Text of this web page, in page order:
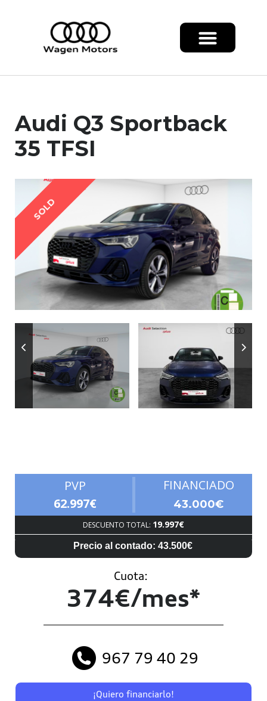
Audi Q3 Sportback
35 TFSI
SOLD
PVP
62.997€
FINANCIADO
43.000€
DESCUENTO TOTAL: 19.997€
Precio al contado: 43.500€
Cuota:
374€/mes*
967 79 40 29
¡Quiero financiarlo!